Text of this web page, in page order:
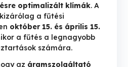
optimalizált klímák. A
a fűtési
október 15. és április 15.
a fűtés a legnagyobb
számára.
az áramszolgáltató